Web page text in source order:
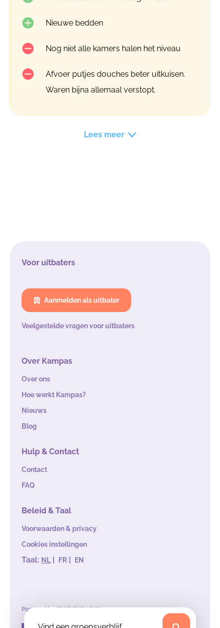
Nieuwe bedden
Nog niet alle kamers halen het niveau
Afvoer putjes douches beter uitkuisen.
Waren bijna allemaal verstopt.
Lees meer
Voor uitbaters
Aanmelden als uitbater
Veelgestelde vragen voor uitbaters
Over Kampas
Over ons
Hoe werkt Kampas?
Nieuws
Blog
Hulp & Contact
Contact
FAQ
Beleid & Taal
Voorwaarden & privacy
Cookies instellingen
Taal: NL | FR | EN
Powered byTAKE THE LEAD